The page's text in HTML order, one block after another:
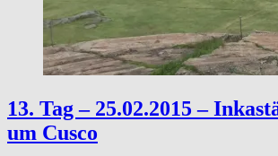
13. Tag – 25.02.2015 –
um Cusco